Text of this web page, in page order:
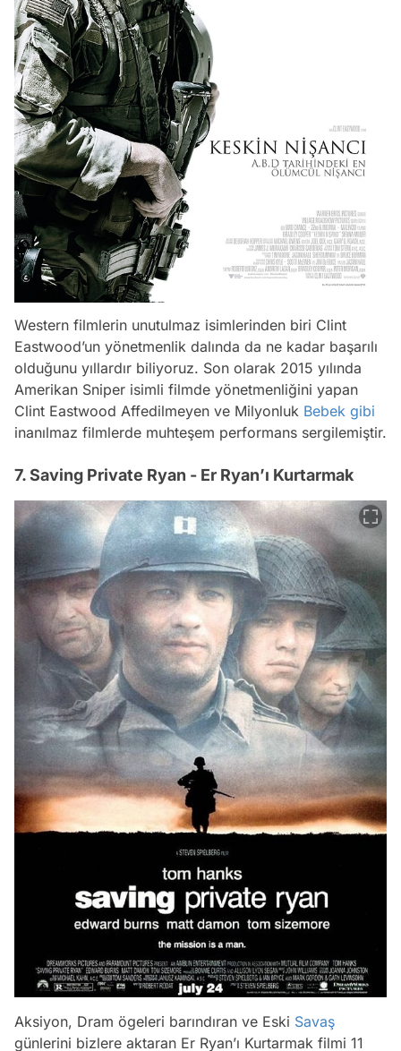
Western filmlerin unutulmaz isimlerinden biri Clint
Eastwood’un yönetmenlik dalında da ne kadar başarılı
olduğunu yıllardır biliyoruz. Son olarak 2015 yılında
Amerikan Sniper isimli filmde yönetmenliğini yapan
Clint Eastwood Affedilmeyen ve Milyonluk Bebek gibi
inanılmaz filmlerde muhteşem performans sergilemiştir.
7. Saving Private Ryan - Er Ryan’ı Kurtarmak
Aksiyon, Dram ögeleri barındıran ve Eski Savaş
günlerini bizlere aktaran Er Ryan’ı Kurtarmak filmi 11